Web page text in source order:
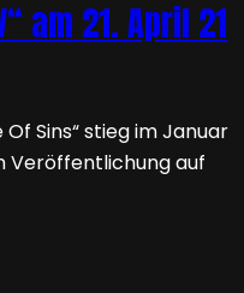
am 21. April 21
Sins“ stieg im Januar
Veröffentlichung auf